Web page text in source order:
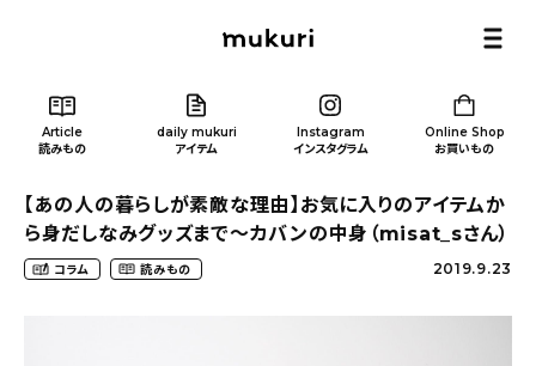
Article
読みもの
daily mukuri
アイテム
Instagram
インスタグラム
Online Shop
お買いもの
【あの人の暮らしが素敵な理由】お気に入りのアイテムか
ら身だしなみグッズまで〜カバンの中身（misat_sさん）
コラム 読みもの 2019.9.23